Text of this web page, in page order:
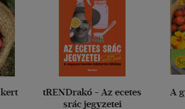
tRENDrakó - Az ecetes
srác jegyzetei
A